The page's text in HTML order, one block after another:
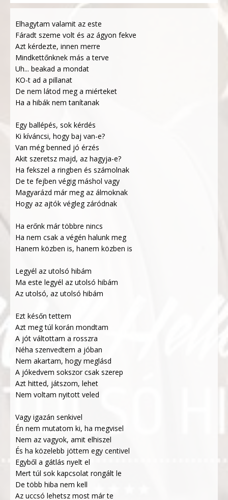
Elhagytam valamit az este
Fáradt szeme volt és az ágyon fekve
Azt kérdezte, innen merre
Mindkettőnknek más a terve
Uh... beakad a mondat
KO-t ad a pillanat
De nem látod meg a miérteket
Ha a hibák nem tanítanak
Egy ballépés, sok kérdés
Ki kíváncsi, hogy baj van-e?
Van még benned jó érzés
Akit szeretsz majd, az hagyja-e?
Ha fekszel a ringben és számolnak
De te fejben végig máshol vagy
Magyarázd már meg az álmoknak
Hogy az ajtók végleg záródnak
Ha erőnk már többre nincs
Ha nem csak a végén halunk meg
Hanem közben is, hanem közben is
Legyél az utolsó hibám
Ma este legyél az utolsó hibám
Az utolsó, az utolsó hibám
Ezt későn tettem
Azt meg túl korán mondtam
A jót váltottam a rosszra
Néha szenvedtem a jóban
Nem akartam, hogy meglásd
A jókedvem sokszor csak szerep
Azt hitted, játszom, lehet
Nem voltam nyitott veled
Vagy igazán senkivel
Én nem mutatom ki, ha megvisel
Nem az vagyok, amit elhiszel
És ha közelebb jöttem egy centivel
Egyből a gátlás nyelt el
Mert túl sok kapcsolat rongált le
De több hiba nem kell
Az uccsó lehetsz most már te